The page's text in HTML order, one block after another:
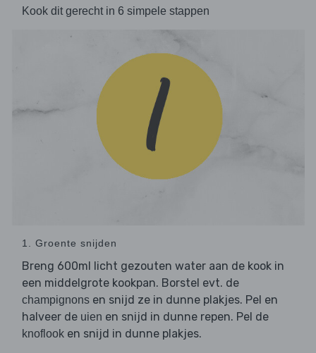
Kook dit gerecht in 6 simpele stappen
1. Groente snijden
Breng 600ml licht gezouten water aan de kook in
een middelgrote kookpan. Borstel evt. de
champignons en snijd ze in dunne plakjes. Pel en
halveer de uien en snijd in dunne repen. Pel de
knoflook en snijd in dunne plakjes.